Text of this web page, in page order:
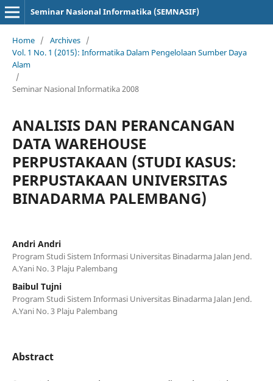
Seminar Nasional Informatika (SEMNASIF)
Home / Archives /
Vol. 1 No. 1 (2015): Informatika Dalam Pengelolaan Sumber Daya
Alam
/
Seminar Nasional Informatika 2008
ANALISIS DAN PERANCANGAN
DATA WAREHOUSE
PERPUSTAKAAN (STUDI KASUS:
PERPUSTAKAAN UNIVERSITAS
BINADARMA PALEMBANG)
Andri Andri
Program Studi Sistem Informasi Universitas Binadarma Jalan Jend.
A.Yani No. 3 Plaju Palembang
Baibul Tujni
Program Studi Sistem Informasi Universitas Binadarma Jalan Jend.
A.Yani No. 3 Plaju Palembang
Abstract